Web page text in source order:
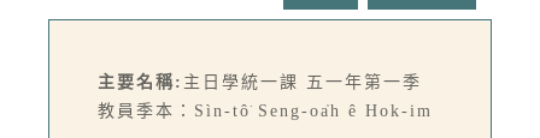
主要名稱: 主日學統一課 五一年第一季
教員季本：Sìn-tô͘ Seng-oa̍h ê Hok-im